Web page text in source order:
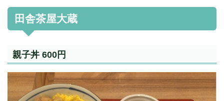
田舎茶屋大蔵
親子丼 600円